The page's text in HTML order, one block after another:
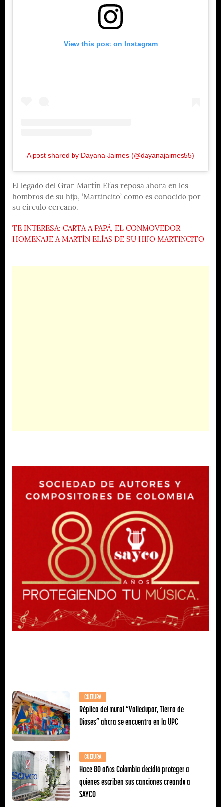
View this post on Instagram
A post shared by Dayana Jaimes (@dayanajaimes55)
El legado del Gran Martín Elías reposa ahora en los
hombros de su hijo, ‘Martincito’ como es conocido por
su círculo cercano.
TE INTERESA: CARTA A PAPÁ, EL CONMOVEDOR
HOMENAJE A MARTÍN ELÍAS DE SU HIJO MARTINCITO
CULTURA
Réplica del mural “Valledupar, Tierra de
Dioses” ahora se encuentra en la UPC
CULTURA
Hace 80 años Colombia decidió proteger a
quienes escriben sus canciones creando a
SAYCO